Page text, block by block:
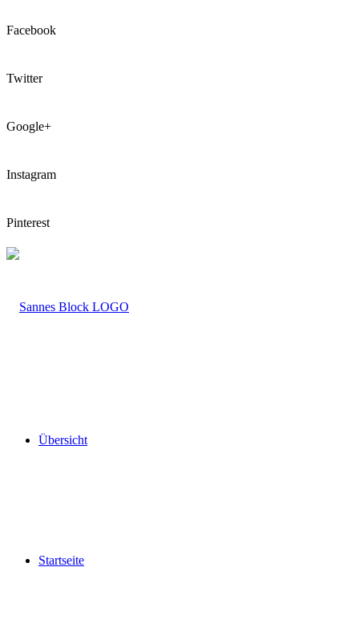
Facebook
Twitter
Google+
Instagram
Pinterest
LOGO
Übersicht
Startseite